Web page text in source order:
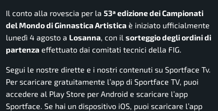
Il conto alla rovescia per la 53ª edizione dei Campionati
del Mondo di Ginnastica Artistica è iniziato ufficialmente
lunedì 4 agosto a Losanna , con il sorteggio degli ordini di
partenza effettuato dai comitati tecnici della FIG.
Segui le nostre dirette e i nostri contenuti su Sportface Tv.
Per scaricare gratuitamente l’app di Sportface TV, puoi
accedere al Play Store per Android e scaricare l’app
Sportface. Se hai un dispositivo iOS, puoi scaricare l’app